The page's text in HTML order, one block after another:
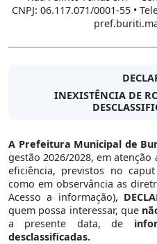
CNPJ: 06.117.071/0001-55 •
INEXISTÊNCIA DE
A Prefeitura Municipal de
gestão 2026/2028, em
eficiência, previstos no
como em observância as
Acesso a informação),
quem possa interessar, que
a presente data, de
desclassificadas.